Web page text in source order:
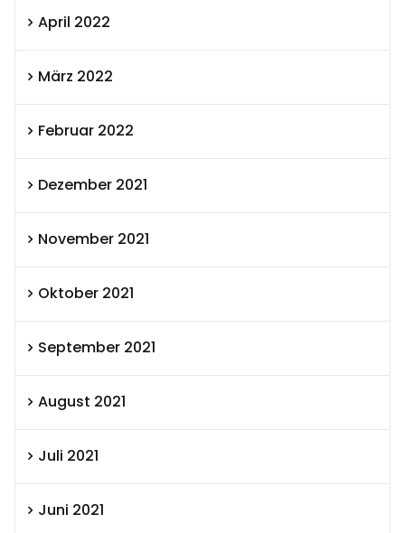
April 2022
März 2022
Februar 2022
Dezember 2021
November 2021
Oktober 2021
September 2021
August 2021
Juli 2021
Juni 2021